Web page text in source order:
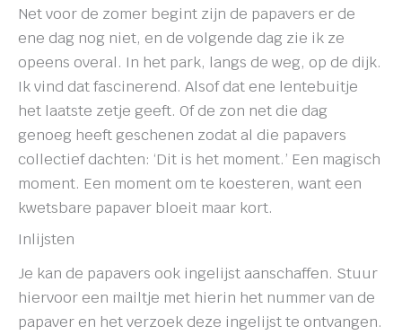
Net voor de zomer begint zijn de papavers er de
ene dag nog niet, en de volgende dag zie ik ze
opeens overal. In het park, langs de weg, op de dijk.
Ik vind dat fascinerend. Alsof dat ene lentebuitje
het laatste zetje geeft. Of de zon net die dag
genoeg heeft geschenen zodat al die papavers
collectief dachten: ‘Dit is het moment.’ Een magisch
moment. Een moment om te koesteren, want een
kwetsbare papaver bloeit maar kort.
Inlijsten
Je kan de papavers ook ingelijst aanschaffen. Stuur
hiervoor een mailtje met hierin het nummer van de
papaver en het verzoek deze ingelijst te ontvangen.